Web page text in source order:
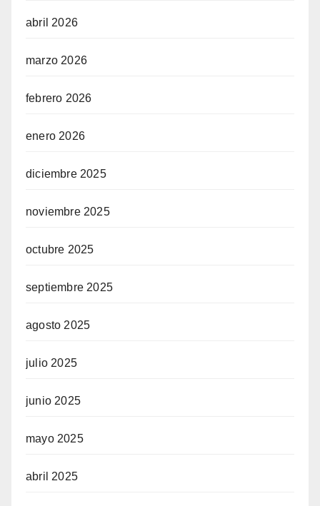
abril 2026
marzo 2026
febrero 2026
enero 2026
diciembre 2025
noviembre 2025
octubre 2025
septiembre 2025
agosto 2025
julio 2025
junio 2025
mayo 2025
abril 2025